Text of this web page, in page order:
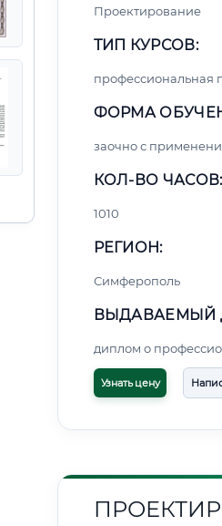
Проектирование
ТИП КУРСОВ:
профессиональная
ФОРМА
заочно с
КОЛ-ВО ЧАСОВ:
1010
РЕГИОН:
Симферополь
ВЫДАВАЕМЫЙ
диплом о
Узнать цену